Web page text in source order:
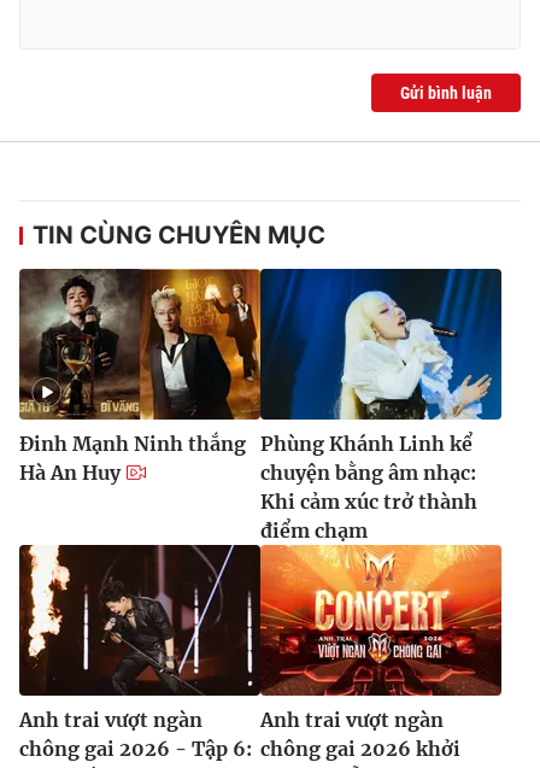
Gửi bình luận
TIN CÙNG CHUYÊN MỤC
Đinh Mạnh Ninh thắng
Hà An Huy
Phùng Khánh Linh kể
chuyện bằng âm nhạc:
Khi cảm xúc trở thành
điểm chạm
Anh trai vượt ngàn
chông gai 2026 - Tập 6:
Anh trai vượt ngàn
chông gai 2026 khởi